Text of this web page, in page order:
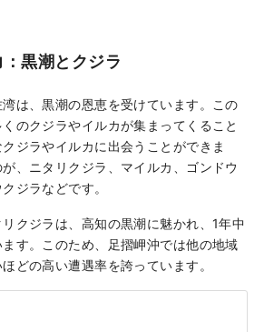
黒潮とクジラ
は、黒潮の恩恵を受けています。この
のクジラやイルカが集まってくること
ジラやイルカに出会うことができま
、ニタリクジラ、マイルカ、ゴンドウ
ジラなどです。
クジラは、高知の黒潮に魅かれ、1年中
す。このため、足摺岬沖では他の地域
どの高い遭遇率を誇っています。